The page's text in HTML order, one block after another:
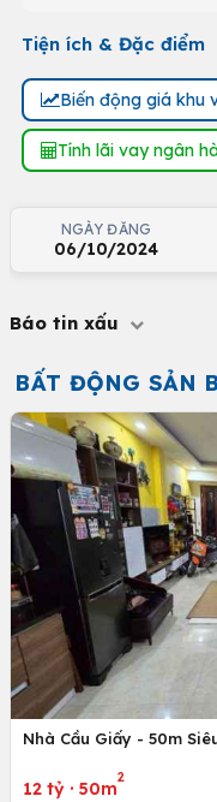
Tiện ích & Đặc điểm
Biến động giá khu
Tính lãi vay ngân
NGÀY ĐĂNG
06/10/2024
Báo tin xấu
BẤT ĐỘNG SẢN
Nhà Cầu Giấy - 50m
12 tỷ · 50m
2